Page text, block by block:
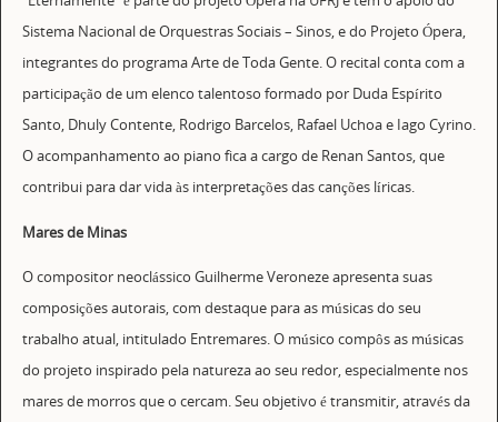
Sistema Nacional de Orquestras Sociais – Sinos, e do Projeto Ópera,
integrantes do programa Arte de Toda Gente. O recital conta com a
participação de um elenco talentoso formado por Duda Espírito
Santo, Dhuly Contente, Rodrigo Barcelos, Rafael Uchoa e Iago Cyrino.
O acompanhamento ao piano fica a cargo de Renan Santos, que
contribui para dar vida às interpretações das canções líricas.
Mares de Minas
O compositor neoclássico Guilherme Veroneze apresenta suas
composições autorais, com destaque para as músicas do seu
trabalho atual, intitulado Entremares. O músico compôs as músicas
do projeto inspirado pela natureza ao seu redor, especialmente nos
mares de morros que o cercam. Seu objetivo é transmitir, através da